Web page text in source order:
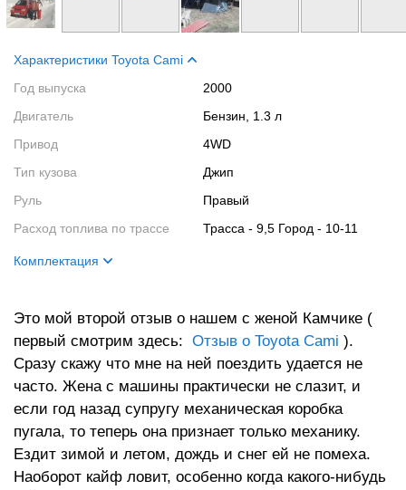
Характеристики Toyota Cami
Год выпуска
2000
Двигатель
Бензин, 1.3 л
Привод
4WD
Тип кузова
Джип
Руль
Правый
Расход топлива по трассе
Трасса - 9,5 Город - 10-11
Комплектация
Цвет кузова
Алый
Цвет салона
Серо - буро - малиновый в
крапинку. Серьезно!
Салон
Подушки безопасности,
хреново работающая МР-3
марки \"Яуза\"
Кузов
Спойлер, очиститель заднего
стекла.
Это мой второй отзыв о нашем с женой Камчике (
первый смотрим здесь: Отзыв о Toyota Cami ).
Сразу скажу что мне на ней поездить удается не
часто. Жена с машины практически не слазит, и
если год назад супругу механическая коробка
пугала, то теперь она признает только механику.
Ездит зимой и летом, дождь и снег ей не помеха.
Наоборот кайф ловит, особенно когда какого-нибудь